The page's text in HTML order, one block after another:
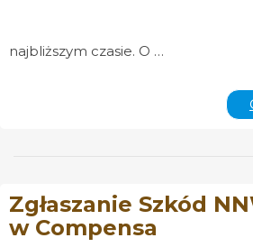
najbliższym czasie. O …
Zgłaszanie Szkód
w Compensa